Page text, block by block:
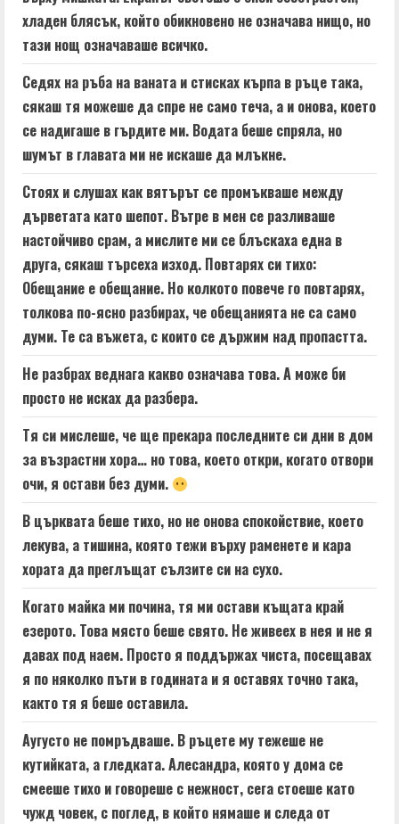
хладен блясък, който обикновено не означава нищо, но
тази нощ означаваше всичко.
Седях на ръба на ваната и стисках кърпа в ръце така,
сякаш тя можеше да спре не само теча, а и онова, което
се надигаше в гърдите ми. Водата беше спряла, но
шумът в главата ми не искаше да млъкне.
Стоях и слушах как вятърът се промъкваше между
дърветата като шепот. Вътре в мен се разливаше
настойчиво срам, а мислите ми се блъскаха една в
друга, сякаш търсеха изход. Повтарях си тихо:
Обещание е обещание. Но колкото повече го повтарях,
толкова по-ясно разбирах, че обещанията не са само
думи. Те са въжета, с които се държим над пропастта.
Не разбрах веднага какво означава това. А може би
просто не исках да разбера.
Тя си мислеше, че ще прекара последните си дни в дом
за възрастни хора… но това, което откри, когато отвори
очи, я остави без думи.
В църквата беше тихо, но не онова спокойствие, което
лекува, а тишина, която тежи върху раменете и кара
хората да преглъщат сълзите си на сухо.
Когато майка ми почина, тя ми остави къщата край
езерото. Това място беше свято. Не живеех в нея и не я
давах под наем. Просто я поддържах чиста, посещавах
я по няколко пъти в годината и я оставях точно така,
както тя я беше оставила.
Аугусто не помръдваше. В ръцете му тежеше не
кутийката, а гледката. Алесандра, която у дома се
смееше тихо и говореше с нежност, сега стоеше като
чужд човек, с поглед, в който нямаше и следа от